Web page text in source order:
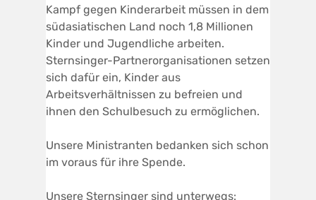
Kampf gegen Kinderarbeit müssen in dem
südasiatischen Land noch 1,8 Millionen
Kinder und Jugendliche arbeiten.
Sternsinger-Partnerorganisationen setzen
sich dafür ein, Kinder aus
Arbeitsverhältnissen zu befreien und
ihnen den Schulbesuch zu ermöglichen.
Unsere Ministranten bedanken sich schon
im voraus für ihre Spende.
Unsere Sternsinger sind unterwegs: